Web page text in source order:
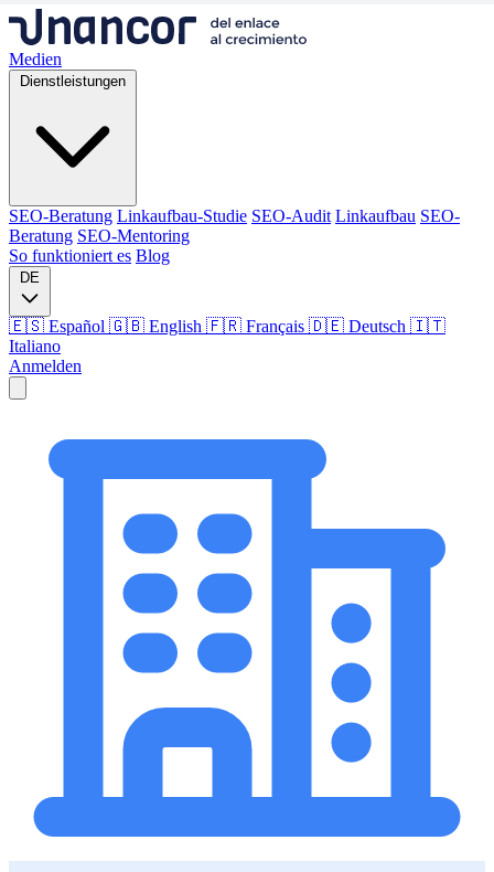
Medien
Dienstleistungen
SEO-Beratung Linkaufbau-Studie SEO-Audit Linkaufbau SEO-
Beratung SEO-Mentoring
So funktioniert es Blog
DE
🇪🇸 Español 🇬🇧 English 🇫🇷 Français 🇩🇪 Deutsch 🇮🇹
Italiano
Anmelden
SEO-Audit Linkaufbau
SEO-
SEO-Mentoring
So funktioniert es
Blog
🇮🇹 IT